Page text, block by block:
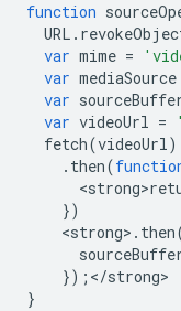
function
URL .
var mime =
var mediaSource
var
var videoUrl =
fetch(videoUrl)
. then(
<
})
<strong> . then
}); </strong
}